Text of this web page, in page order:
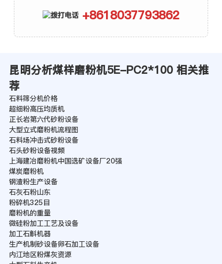
+8618037793862
昆明分析煤样磨粉机5E-PC2*100 相关推
荐
石料筛分机价格
超细粉高压均质机
正长岩第六代砂粉设备
大型立式磨粉机流程图
石料场冲击式砂粉设备
石头砂粉设备视频
上海建冶磨粉机中国选矿设备厂20强
煤炭磨粉机
钢渣粉生产设备
石灰石粉山东
粉碎机325目
磨粉机的重量
微硅粉加工工艺及设备
加工石斛机器
生产机制砂设备卵石加工设备
内江地区粉煤灰资源